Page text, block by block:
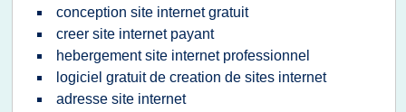
conception site internet gratuit
creer site internet payant
hebergement site internet professionnel
logiciel gratuit de creation de sites internet
adresse site internet